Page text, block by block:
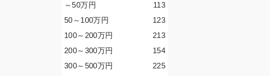
113
～50万円
123
50～100万円
213
100～200万円
154
200～300万円
225
300～500万円